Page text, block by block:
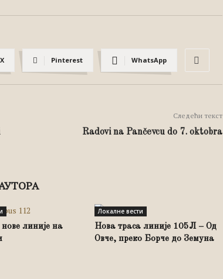
X Pinterest WhatsApp
Следећи текст
Radovi na Pančevcu do 7. oktobra
линије на
Локалне вести
Нова траса линије 105Л – Од
Овче, преко Борче до Земуна